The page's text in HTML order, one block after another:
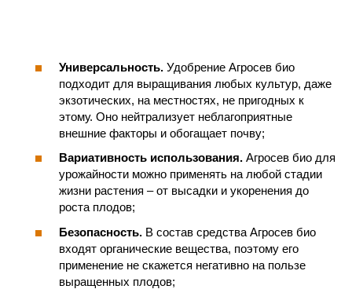
Универсальность. Удобрение Агросев био
подходит для выращивания любых культур, даже
экзотических, на местностях, не пригодных к
этому. Оно нейтрализует неблагоприятные
внешние факторы и обогащает почву;
Вариативность использования. Агросев био для
урожайности можно применять на любой стадии
жизни растения – от высадки и укоренения до
роста плодов;
Безопасность. В состав средства Агросев био
входят органические вещества, поэтому его
применение не скажется негативно на пользе
выращенных плодов;